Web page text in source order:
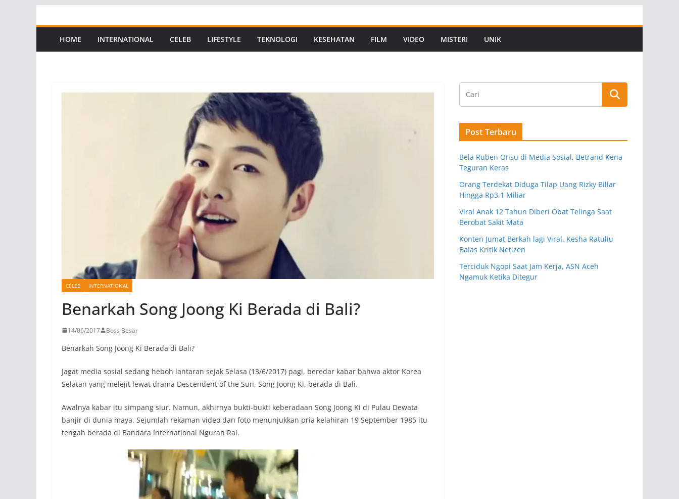
to
contentHOME INTERNATIONAL CELEB LIFESTYLE TEKNOLOGI KESEHATAN FILM VIDEO MISTERI UNIK
CELEB INTERNATIONAL
Benarkah Song Joong Ki Berada di Bali?
14/06/2017 Boss Besar
Benarkah Song Joong Ki Berada di Bali?
Jagat media sosial sedang heboh lantaran sejak Selasa (13/6/2017) pagi, beredar kabar bahwa aktor Korea
Selatan yang melejit lewat drama Descendent of the Sun, Song Joong Ki, berada di Bali.
Awalnya kabar itu simpang siur. Namun, akhirnya bukti-bukti keberadaan Song Joong Ki di Pulau Dewata
banjir di dunia maya. Sejumlah rekaman video dan foto menunjukkan pria kelahiran 19 September 1985 itu
tengah berada di Bandara International Ngurah Rai.
Post Terbaru
Bela Ruben Onsu di Media Sosial, Betrand Kena
Teguran Keras
Orang Terdekat Diduga Tilap Uang Rizky Billar
Hingga Rp3,1 Miliar
Viral Anak 12 Tahun Diberi Obat Telinga Saat
Berobat Sakit Mata
Konten Jumat Berkah lagi Viral, Kesha Ratuliu
Balas Kritik Netizen
Terciduk Ngopi Saat Jam Kerja, ASN Aceh
Ngamuk Ketika Ditegur